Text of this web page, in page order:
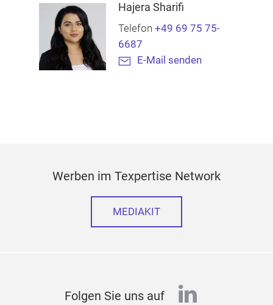
Hajera Sharifi
Telefon +49 69 75 75-
6687
E-Mail senden
Werben im Texpertise Network
MEDIAKIT
Folgen Sie uns auf linkedin